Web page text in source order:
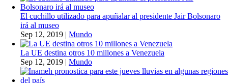
El cuchillo utilizado para apuñalar al presidente Jair Bolsonaro
irá al museo
Sep 12, 2019 | Mundo
La UE destina otros 10 millones a Venezuela
Sep 12, 2019 | Mundo